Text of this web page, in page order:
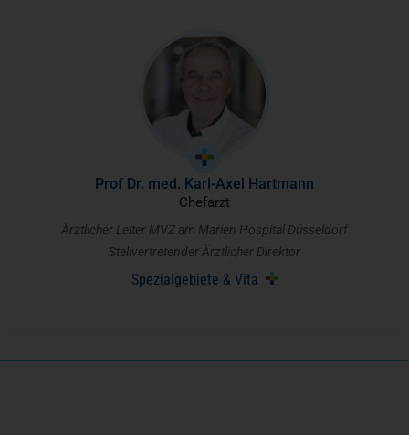
Prof Dr. med. Karl-Axel Hartmann
Chefarzt
Ärztlicher Leiter MVZ am Marien Hospital Düsseldorf
Stellvertretender Ärztlicher Direktor
Spezialgebiete & Vita